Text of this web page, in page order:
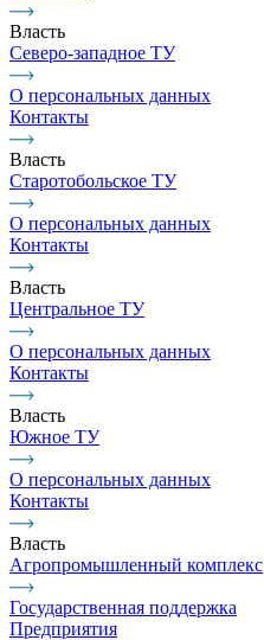
Власть
Северо-западное ТУ
О персональных данных
Контакты
Власть
Старотобольское ТУ
О персональных данных
Контакты
Власть
Центральное ТУ
О персональных данных
Контакты
Власть
Южное ТУ
О персональных данных
Контакты
Власть
Агропромышленный комплекс
Государственная поддержка
Предприятия